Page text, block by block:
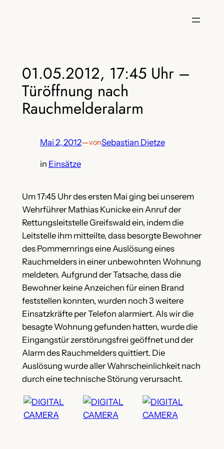
01.05.2012, 17:45 Uhr –
Türöffnung nach
Rauchmelderalarm
Mai 2, 2012—vonSebastian Dietze
in Einsätze
Um 17:45 Uhr des ersten Mai ging bei unserem
Wehrführer Mathias Kunicke ein Anruf der
Rettungsleitstelle Greifswald ein, indem die
Leitstelle ihm mitteilte, dass besorgte Bewohner
des Pommernrings eine Auslösung eines
Rauchmelders in einer unbewohnten Wohnung
meldeten. Aufgrund der Tatsache, dass die
Bewohner keine Anzeichen für einen Brand
feststellen konnten, wurden noch 3 weitere
Einsatzkräfte per Telefon alarmiert. Als wir die
besagte Wohnung gefunden hatten, wurde die
Eingangstür zerstörungsfrei geöffnet und der
Alarm des Rauchmelders quittiert. Die
Auslösung wurde aller Wahrscheinlichkeit nach
durch eine technische Störung verursacht.